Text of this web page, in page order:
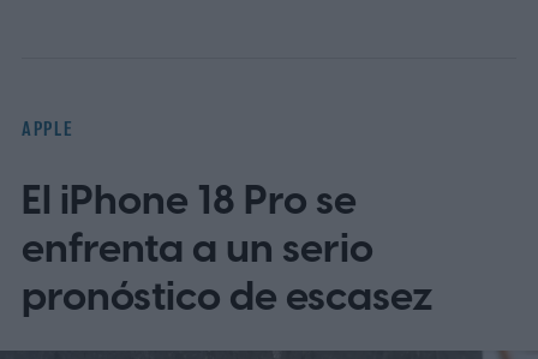
APPLE
El iPhone 18 Pro se
enfrenta a un serio
pronóstico de escasez